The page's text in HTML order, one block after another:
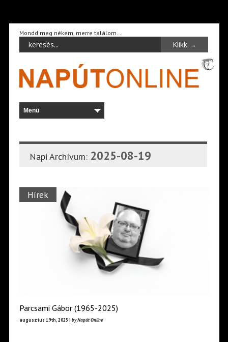
Mondd meg nékem, merre találom…
Napi Archívum: 2025-08-19
Hírek
Parcsami Gábor (1965-2025)
augusztus 19th, 2025 | by Napút Online